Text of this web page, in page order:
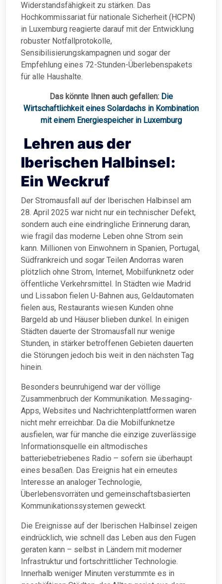
Widerstandsfähigkeit zu stärken. Das
Hochkommissariat für nationale Sicherheit (HCPN)
in Luxemburg reagierte darauf mit der Entwicklung
robuster Notfallprotokolle,
Sensibilisierungskampagnen und sogar der
Empfehlung eines 72-Stunden-Überlebenspakets
für alle Haushalte.
Das könnte Ihnen auch gefallen: Die
Wirtschaftlichkeit eines Solardachs in Kombination
mit einem Energiespeicher in Luxemburg
Lehren aus der
Iberischen Halbinsel:
Ein Weckruf
Der Stromausfall auf der Iberischen Halbinsel am
28. April 2025 war nicht nur ein technischer Defekt,
sondern auch eine eindringliche Erinnerung daran,
wie fragil das moderne Leben ohne Strom sein
kann. Millionen von Einwohnern in Spanien, Portugal,
Südfrankreich und sogar Teilen Andorras waren
plötzlich ohne Strom, Internet, Mobilfunknetz oder
öffentliche Verkehrsmittel. In Städten wie Madrid
und Lissabon fielen U-Bahnen aus, Geldautomaten
fielen aus, Restaurants wiesen Kunden ohne
Bargeld ab und Häuser blieben dunkel. In einigen
Städten dauerte der Stromausfall nur wenige
Stunden, in stärker betroffenen Gebieten dauerten
die Störungen jedoch bis weit in den nächsten Tag
hinein.
Besonders beunruhigend war der völlige
Zusammenbruch der Kommunikation. Messaging-
Apps, Websites und Nachrichtenplattformen waren
nicht mehr erreichbar. Da die Mobilfunknetze
ausfielen, war für manche die einzige zuverlässige
Informationsquelle ein altmodisches
batteriebetriebenes Radio – sofern sie überhaupt
eines besaßen. Das Ereignis hat ein erneutes
Interesse an analoger Technologie,
Überlebensvorräten und gemeinschaftsbasierten
Kommunikationssystemen geweckt.
Die Ereignisse auf der Iberischen Halbinsel zeigen
eindrücklich, wie schnell das Leben aus den Fugen
geraten kann – selbst in Ländern mit moderner
Infrastruktur und fortschrittlicher Technologie.
Innerhalb weniger Minuten verstummte es in